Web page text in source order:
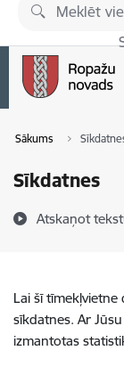
Pāriet uz lapas
Sākums
Sīkdatnes
Atskaņot
Lai šī
sīkdatnes. Ar
izmantotas